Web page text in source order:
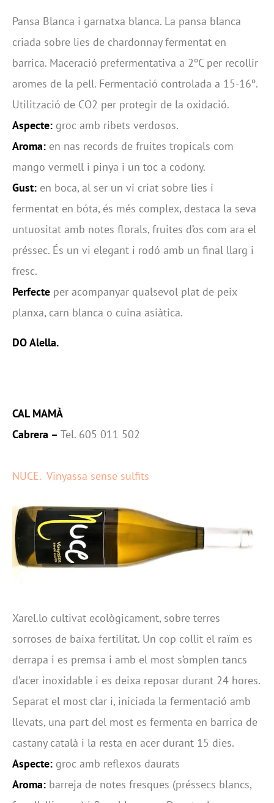
Pansa Blanca i garnatxa blanca. La pansa blanca
criada sobre lies de chardonnay fermentat en
barrica. Maceració prefermentativa a 2ºC per recollir
aromes de la pell. Fermentació controlada a 15-16º.
Utilització de CO2 per protegir de la oxidació.
Aspecte: groc amb ribets verdosos.
Aroma: en nas records de fruites tropicals com
mango vermell i pinya i un toc a codony.
Gust: en boca, al ser un vi criat sobre lies i
fermentat en bóta, és més complex, destaca la seva
untuositat amb notes florals, fruites d’os com ara el
préssec. És un vi elegant i rodó amb un final llarg i
fresc.
Perfecte per acompanyar qualsevol plat de peix
planxa, carn blanca o cuina asiàtica.
DO Alella.
CAL MAMÀ
Cabrera – Tel. 605 011 502
NUCE. Vinyassa sense sulfits
Xarel.lo cultivat ecològicament, sobre terres
sorroses de baixa fertilitat. Un cop collit el raïm es
derrapa i es premsa i amb el most s’omplen tancs
d’acer inoxidable i es deixa reposar durant 24 hores.
Separat el most clar i, iniciada la fermentació amb
llevats, una part del most es fermenta en barrica de
castany català i la resta en acer durant 15 dies.
Aspecte: groc amb reflexos daurats
Aroma: barreja de notes fresques (préssecs blancs,